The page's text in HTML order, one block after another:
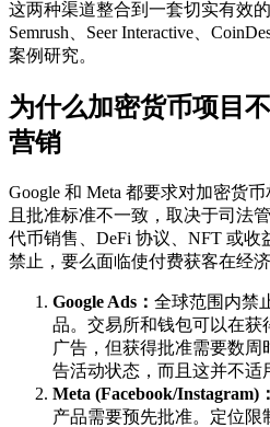
这两种渠道整合到一套切实有效
Semrush、Seer Interactive、
案例研究。
为什么加密货币项目
营销
Google 和 Meta 都要求对加密货
且批准标准不一致，取决于司法
代币销售、DeFi 协议、NFT 或
禁止，要么面临使付费获客在经
Google Ads： 全球范围内禁
品。交易所和钱包可以在获
广告，但获得批准需要数
告活动状态，而且这并不适
Meta (Facebook/Instagram)：
产品需要预先批准。定位